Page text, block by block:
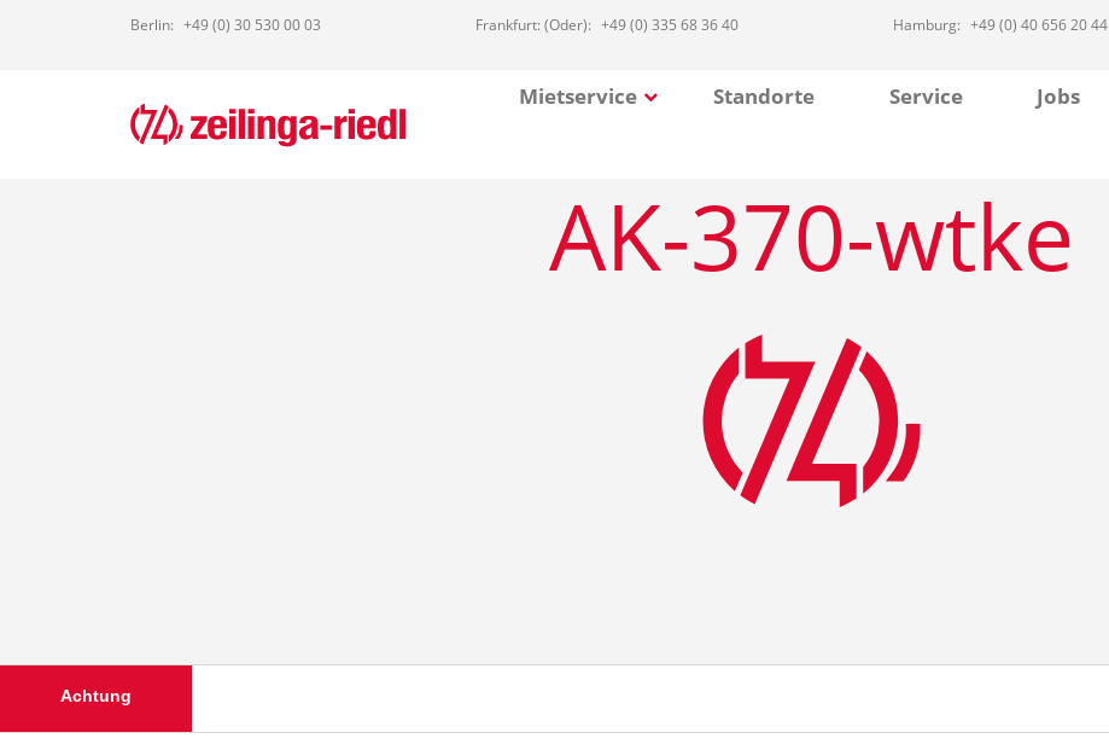
Berlin: +49 (0) 30 530 00 03 Frankfurt: (Oder): +49 (0) 335 68 36 40 Hamburg: +49 (0) 40 656 20 44
Mietservice Standorte Service Jobs
AK-370-wtke
Achtung